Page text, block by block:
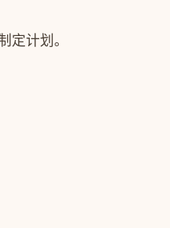
定计划。